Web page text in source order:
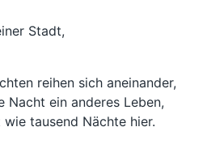
Stadt,
reihen sich aneinander,
Nacht ein anderes Leben,
tausend Nächte hier.